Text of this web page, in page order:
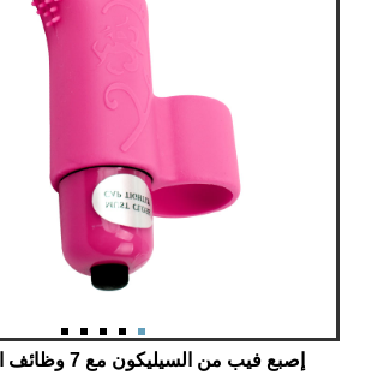
إصبع فيب من